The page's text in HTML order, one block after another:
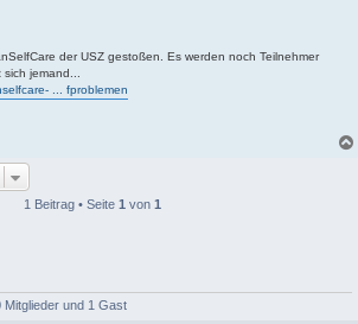
der USZ gestoßen. Es werden noch Teilnehmer
jemand...
... fproblemen
1 Beitrag • Seite 1 von 1
Mitglieder und 1 Gast